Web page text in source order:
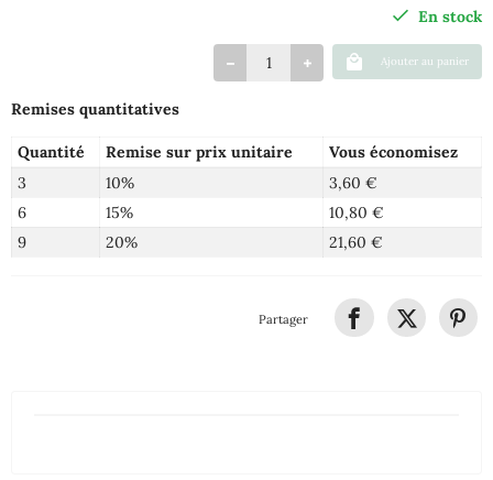
En stock
Ajouter au panier
Remises quantitatives
Quantité Remise sur prix unitaire
Vous économisez
3
10%
3,60 €
6
15%
10,80 €
9
20% 21,60 €
Partager